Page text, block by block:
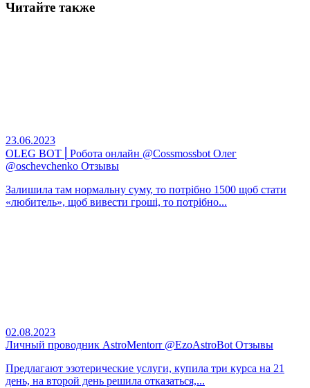
Читайте также
23.06.2023
OLEG BOT ⎢Робота онлайн @Cossmossbot Олег
@oschevchenko Отзывы
Залишила там нормальну суму, то потрібно 1500 щоб стати
«любитель», щоб вивести гроші, то потрібно...
02.08.2023
Личный проводник AstroMentorr @EzoAstroBot Отзывы
Предлагают эзотерические услуги, купила три курса на 21
день, на второй день решила отказаться,...